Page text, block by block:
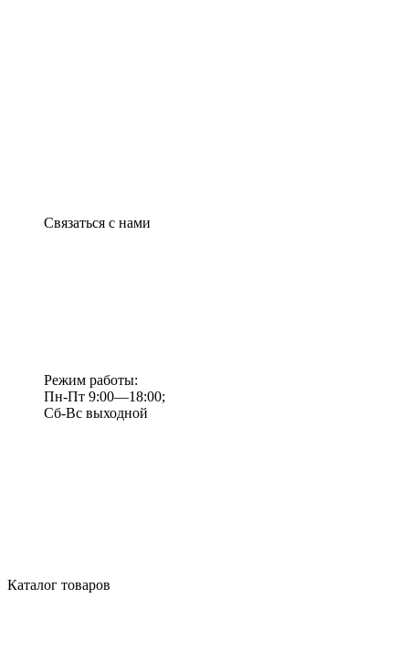
Связаться с нами
Режим работы:
Пн-Пт 9:00—18:00;
Сб-Вс выходной
Каталог товаров